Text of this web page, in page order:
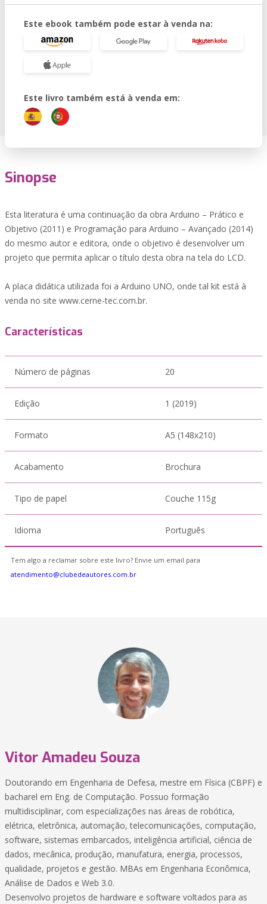
Este ebook também pode estar à venda na:
Este livro também está à venda em:
Sinopse
Esta literatura é uma continuação da obra Arduino – Prático e
Objetivo (2011) e Programação para Arduino – Avançado (2014)
do mesmo autor e editora, onde o objetivo é desenvolver um
projeto que permita aplicar o título desta obra na tela do LCD.
A placa didática utilizada foi a Arduino UNO, onde tal kit está à
venda no site www.cerne-tec.com.br.
Características
Número de páginas 20
Edição 1 (2019)
Formato A5 (148x210)
Acabamento Brochura
Tipo de papel Couche 115g
Idioma Português
Tem algo a reclamar sobre este livro? Envie um email para
atendimento@clubedeautores.com.br
Vitor Amadeu Souza
Doutorando em Engenharia de Defesa, mestre em Física (CBPF) e
bacharel em Eng. de Computação. Possuo formação
multidisciplinar, com especializações nas áreas de robótica,
elétrica, eletrônica, automação, telecomunicações, computação,
software, sistemas embarcados, inteligência artificial, ciência de
dados, mecânica, produção, manufatura, energia, processos,
qualidade, projetos e gestão. MBAs em Engenharia Econômica,
Análise de Dados e Web 3.0.
Desenvolvo projetos de hardware e software voltados para as